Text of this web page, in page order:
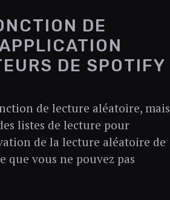
DE
DE SPOTIFY
de lecture aléatoire, mais
listes de lecture pour
de la lecture aléatoire de
que vous ne pouvez pas